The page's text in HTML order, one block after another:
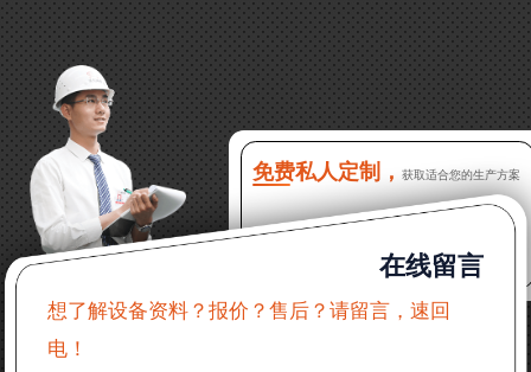
吗？
16分钟前 程先生：破碎生产线出个方案及报价，有什
么售后服务？
22分钟前 郑女士：想了解时产500吨锤破，加工石灰石
31分钟前 吴先生：成套石头破碎设备有吗？给个详细
产品资料
36分钟前 罗先生：每小时100吨左右的鄂破和反击破，
免费私人定制， 获取适合您的生产方案
在线留言
想了解设备资料？报价？售后？请留言，速回
电！